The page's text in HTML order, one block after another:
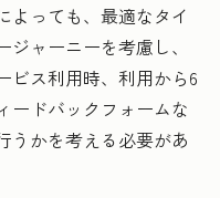
よっても、最適なタイ
ャーニーを考慮し、
ビス利用時、利用から6
ードバックフォームな
うかを考える必要があ